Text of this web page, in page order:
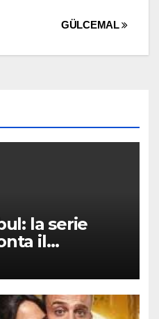
GÜLCEMAL
la serie
il